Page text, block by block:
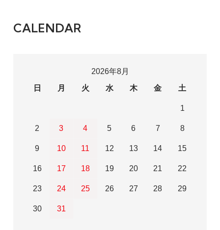
CALENDAR
2026年8月
日
月 火 水 木 金 土
1
2 3 4 5 6 7 8
9 10 11 12 13 14 15
16 17 18 19 20 21 22
23 24 25 26 27 28 29
30 31